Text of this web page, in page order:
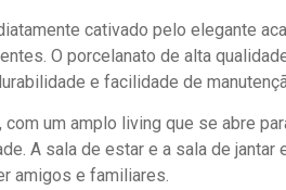
cativado pelo elegante
O porcelanato de alta
e facilidade de
um amplo living que se abre
A sala de estar e a sala de
amigos e familiares.